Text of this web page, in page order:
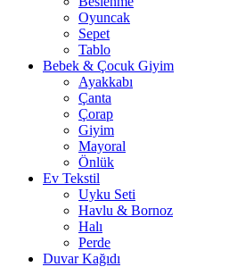
Oyuncak
Sepet
Tablo
Bebek & Çocuk Giyim
Ayakkabı
Çanta
Çorap
Giyim
Mayoral
Önlük
Ev Tekstil
Uyku Seti
Havlu & Bornoz
Halı
Perde
Duvar Kağıdı